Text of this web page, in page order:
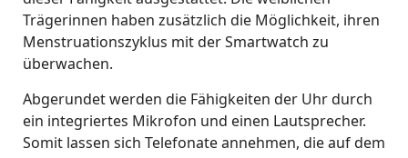
Trägerinnen haben zusätzlich die Möglichkeit, ihren
Menstruationszyklus mit der Smartwatch zu
überwachen.
Abgerundet werden die Fähigkeiten der Uhr durch
ein integriertes Mikrofon und einen Lautsprecher.
Somit lassen sich Telefonate annehmen, die auf dem